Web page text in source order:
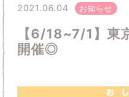
2021.06.04 お知らせ
【6/18~7/1】東
開催◎